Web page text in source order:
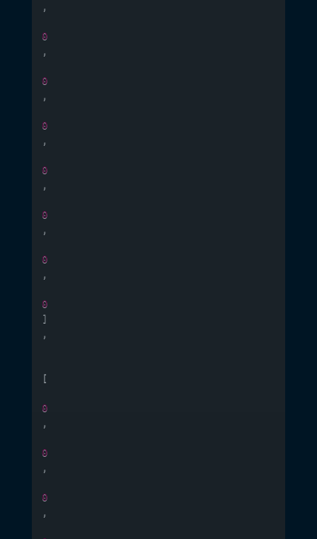
,
0
,
0
,
0
,
0
,
0
,
0
,
0
]
,
[
0
,
0
,
0
,